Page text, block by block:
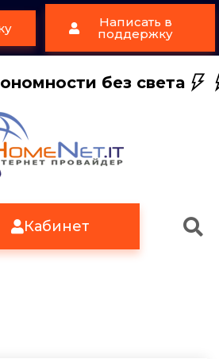
Написать в
поддержку
без света
Кабинет